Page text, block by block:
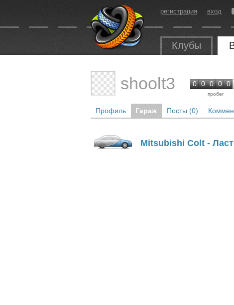
регистрация вход
Клубы
shoolt3 0 0 0 0 0
пробег
Профиль Гараж Посты (0)
Mitsubishi Colt -